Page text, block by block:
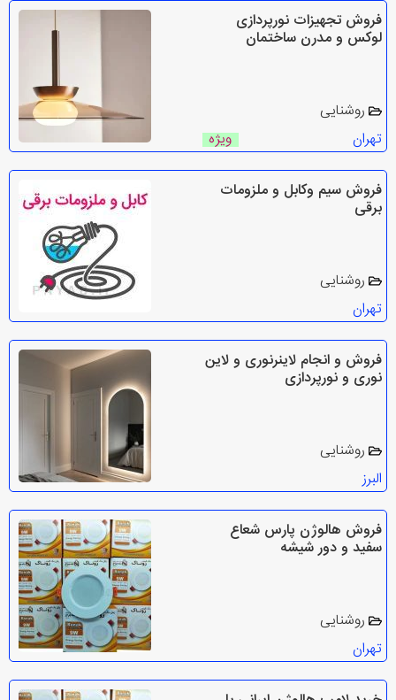
فروش تجهیزات نورپردازی
لوکس و مدرن ساختمان
روشنایی
تهران
ویژه
فروش سیم وکابل و ملزومات
برقی
روشنایی
تهران
فروش و انجام لاینرنوری و لاین
نوری و نورپردازی
روشنایی
البرز
فروش هالوژن پارس شعاع
سفید و دور شیشه
روشنایی
تهران